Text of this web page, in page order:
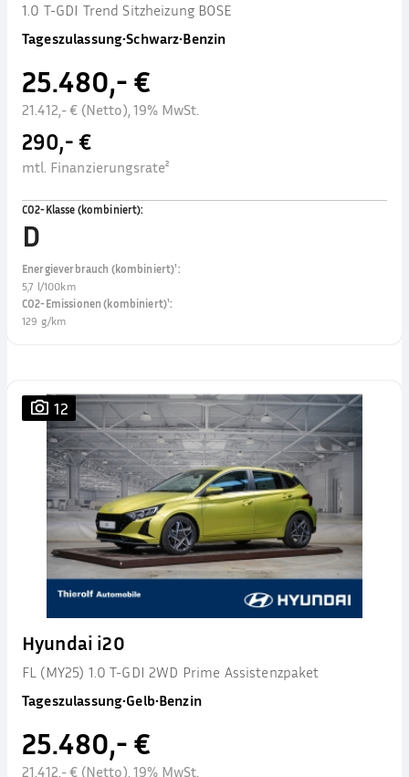
1.0 T-GDI Trend Sitzheizung BOSE
Tageszulassung•Schwarz•Benzin
25.480,- €
21.412,- € (Netto), 19% MwSt.
290,- €
mtl. Finanzierungsrate²
CO2-Klasse (kombiniert):
D
Energieverbrauch (kombiniert)¹:
5,7 l/100km
CO2-Emissionen (kombiniert)¹:
129 g/km
12
Hyundai i20
FL (MY25) 1.0 T-GDI 2WD Prime Assistenzpaket
Tageszulassung•Gelb•Benzin
25.480,- €
21.412,- € (Netto), 19% MwSt.